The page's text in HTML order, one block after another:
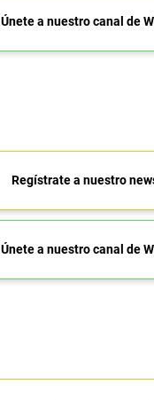
Únete a nuestro canal de
Regístrate a nuestro
Únete a nuestro canal de